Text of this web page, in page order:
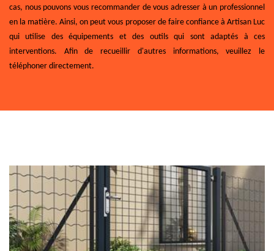
cas, nous pouvons vous recommander de vous adresser à un professionnel
en la matière. Ainsi, on peut vous proposer de faire confiance à Artisan Luc
qui utilise des équipements et des outils qui sont adaptés à ces
interventions. Afin de recueillir d'autres informations, veuillez le
téléphoner directement.